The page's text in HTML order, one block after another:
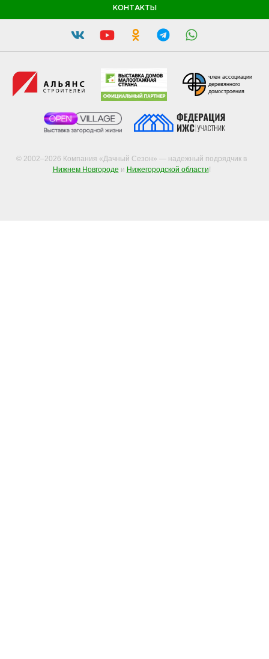
КОНТАКТЫ
© 2002–2026 Компания «Дачный Сезон» — надежный подрядчик в
Нижнем Новгороде и Нижегородской области!
член ассоциации
деревянного
домостроения